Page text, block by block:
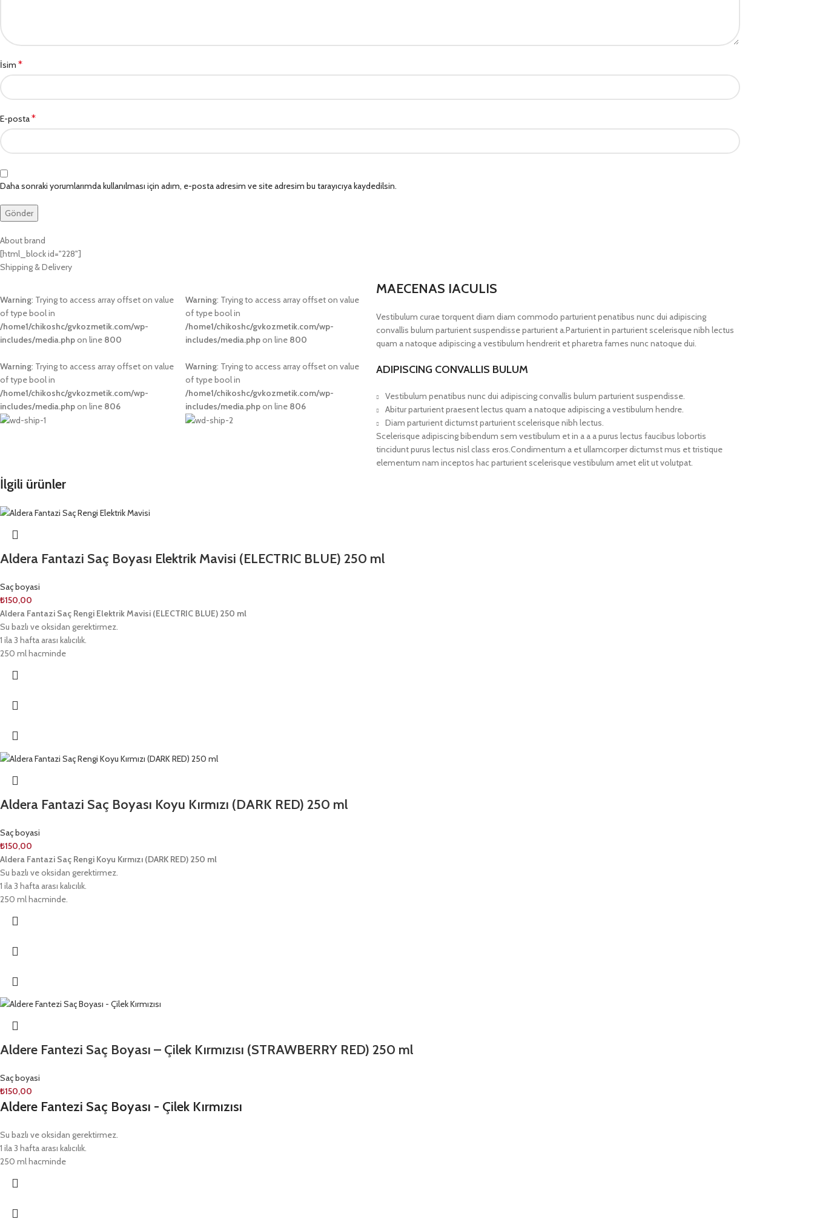
İsim *
E-posta*
Daha sonraki yorumlarımda kullanılması için adım, e-posta adresim ve site adresim bu tarayıcıya kaydedilsin.
About brand
[html_block id="228"]
Shipping & Delivery
Warning: Trying to access array offset on value
of type bool in
/home1/chikoshc/gvkozmetik.com/wp-
includes/media.phpon line 800
Warning: Trying to access array offset on value
of type bool in
/home1/chikoshc/gvkozmetik.com/wp-
includes/media.phpon line 806
Warning: Trying to access array offset on value
of type bool in
/home1/chikoshc/gvkozmetik.com/wp-
includes/media.phpon line 800
Warning: Trying to access array offset on value
of type bool in
/home1/chikoshc/gvkozmetik.com/wp-
includes/media.phpon line 806
MAECENAS IACULIS
Vestibulum curae torquent diam diam commodo parturient penatibus nunc dui adipiscing
convallis bulum parturient suspendisse parturient a.Parturient in parturient scelerisque nibh lectus
quam a natoque adipiscing a vestibulum hendrerit et pharetra fames nunc natoque dui.
ADIPISCING CONVALLIS BULUM
Vestibulum penatibus nunc dui adipiscing convallis bulum parturient suspendisse.
Abitur parturient praesent lectus quam a natoque adipiscing a vestibulum hendre.
Diam parturient dictumst parturient scelerisque nibh lectus.
Scelerisque adipiscing bibendum sem vestibulum et in a a a purus lectus faucibus lobortis
tincidunt purus lectus nisl class eros.Condimentum a et ullamcorper dictumst mus et tristique
elementum nam inceptos hac parturient scelerisque vestibulum amet elit ut volutpat.
İlgili ürünler
Aldera Fantazi Saç Boyası Elektrik Mavisi (ELECTRIC BLUE) 250 ml
Saç boyasi
₺150,00
Aldera Fantazi Saç Rengi Elektrik Mavisi (ELECTRIC BLUE) 250 ml
Su bazlı ve oksidan gerektirmez.
1 ila 3 hafta arası kalıcılık.
250 ml hacminde
Aldera Fantazi Saç Boyası Koyu Kırmızı (DARK RED) 250 ml
Saç boyasi
₺150,00
Aldera Fantazi Saç Rengi Koyu Kırmızı (DARK RED) 250 ml
Su bazlı ve oksidan gerektirmez.
1 ila 3 hafta arası kalıcılık.
250 ml hacminde.
Aldere Fantezi Saç Boyası – Çilek Kırmızısı (STRAWBERRY RED) 250 ml
Saç boyasi
₺150,00
Aldere Fantezi Saç Boyası - Çilek Kırmızısı
Su bazlı ve oksidan gerektirmez.
1 ila 3 hafta arası kalıcılık.
250 ml hacminde